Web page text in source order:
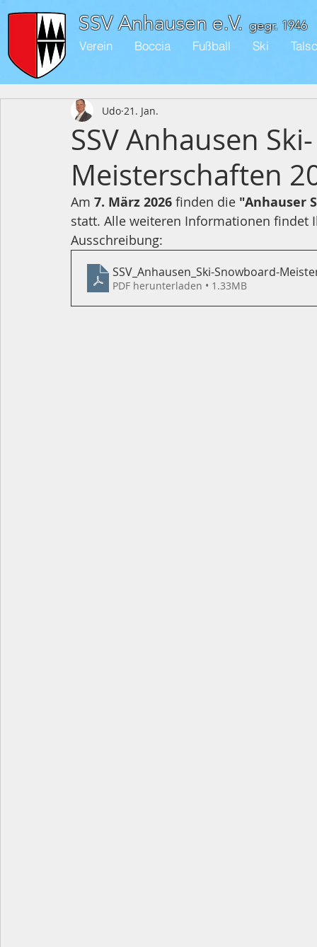
SSV Anhausen e.V.
Verein Boccia Fußball Ski
gegr. 1946
SSV Anhausen
Meisterschaften
Udo 21. Jan.
Am 7. März 2026 finden die "Anhauser
statt. Alle weiteren Informationen findet
Ausschreibung:
SSV_Anhausen_Ski-Snowboard-
PDF herunterladen • 1.33MB